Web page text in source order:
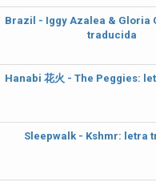
Brazil - Iggy Azalea & Gloria
traducida
Hanabi 花火 - The Peggies:
Sleepwalk - Kshmr: letra